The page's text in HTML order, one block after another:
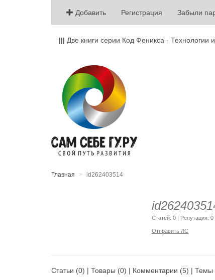
Добавить Регистрация Забыли
||| Две книги серии Код Феникса - Технологии
Главная id262403514
Cтатей: 0 | Репутация: 0
Отправить ЛС
Статьи (0) | Товары (0) | Комментарии (5) | Темы